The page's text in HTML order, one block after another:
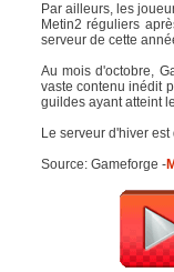
Par ailleurs, les
Metin2 réguliers
serveur de cette
Au mois d'octobre,
vaste contenu inédit
guildes ayant atteint
Le serveur d'hiver
Source: Gameforge -